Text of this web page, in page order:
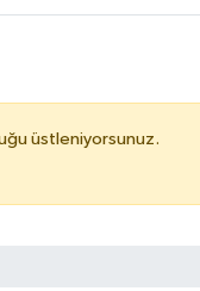
üstleniyorsunuz.